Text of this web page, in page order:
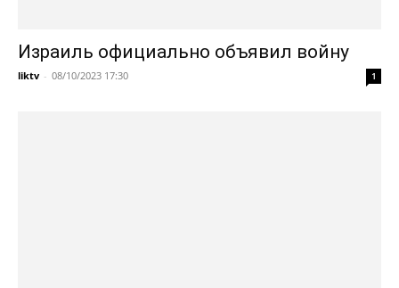
Израиль официально объявил войну
liktv - 08/10/2023 17:30 1